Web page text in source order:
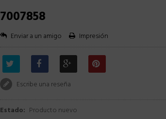
7007858
Enviar a un amigo Impresión
Escribe una reseña
Estado: Producto nuevo